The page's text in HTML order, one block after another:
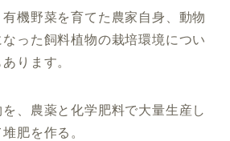
機野菜を育てた農家自身、動物
った飼料植物の栽培環境につい
ります。
、農薬と化学肥料で大量生産し
肥を作る。